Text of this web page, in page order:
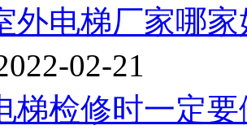
外电梯厂家哪
02-21
梯检修时一定